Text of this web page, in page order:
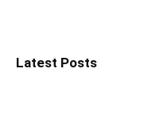
Latest Posts